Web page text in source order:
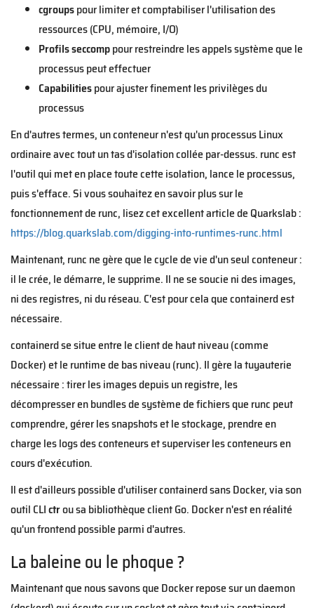
cgroupspour limiter et comptabiliser l'utilisation des
ressources (CPU, mémoire, I/O)
Profils seccomppour restreindre les appels système que le
processus peut effectuer
Capabilitiespour ajuster finement les privilèges du
processus
En d'autres termes, un conteneur n'est qu'un processus Linux
ordinaire avec tout un tas d'isolation collée par-dessus. runc est
l'outil qui met en place toute cette isolation, lance le processus,
puis s'efface. Si vous souhaitez en savoir plus sur le
fonctionnement de runc, lisez cet excellent article de Quarkslab :
https://blog.quarkslab.com/digging-into-runtimes-runc.html
Maintenant, runc ne gère que le cycle de vie d'un seul conteneur :
il le crée, le démarre, le supprime. Il ne se soucie ni des images,
ni des registres, ni du réseau. C'est pour cela que containerd est
nécessaire.
containerd se situe entre le client de haut niveau (comme
Docker) et le runtime de bas niveau (runc). Il gère la tuyauterie
nécessaire : tirer les images depuis un registre, les
décompresser en bundles de système de fichiers que runc peut
comprendre, gérer les snapshots et le stockage, prendre en
charge les logs des conteneurs et superviser les conteneurs en
cours d'exécution.
Il est d'ailleurs possible d'utiliser containerd sans Docker, via son
outil CLIctrou sa bibliothèque client Go. Docker n'est en réalité
qu'un frontend possible parmi d'autres.
La baleine ou le phoque ?
Maintenant que nous savons que Docker repose sur un daemon